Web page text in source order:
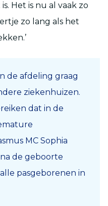
Het is nu al vaak zo
zo lang als het
de afdeling graag
ziekenhuizen.
dat in de
MC Sophia
de geboorte
pasgeborenen in